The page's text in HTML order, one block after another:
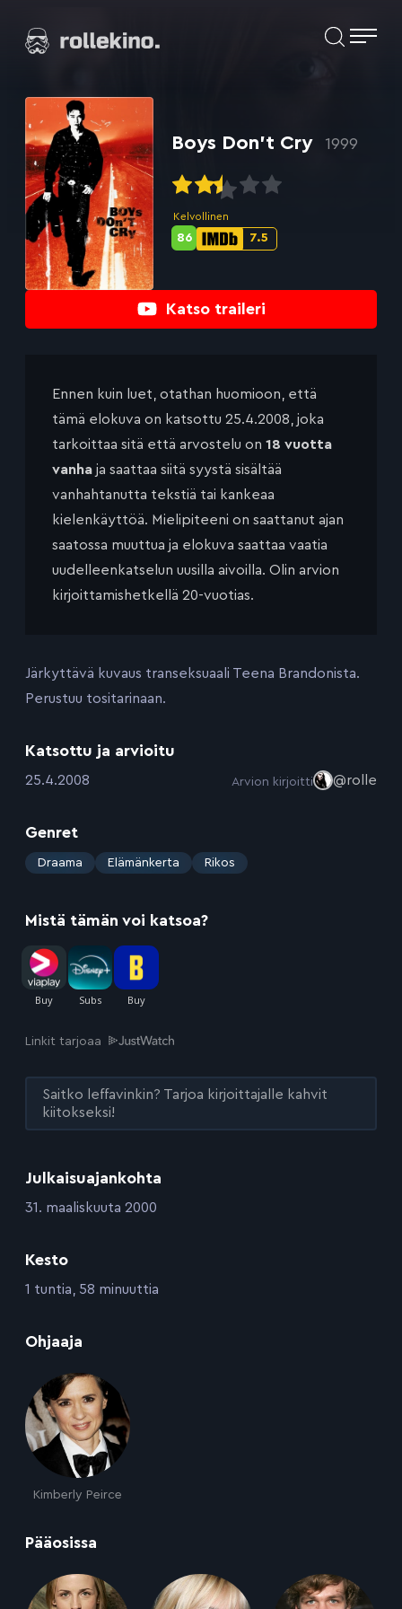
suoraan
Elokuvat ja elokuva-arviot | Rollekino.fi
jälkeen.
Katso traileri
Boys Don’t Cry 1999
Kelvollinen
IMDb-
7.5
Metascore-
86
Julkaisuajankohta
:31. maaliskuuta 2000
Kesto
:1 tuntia, 58 minuuttia
Ohjaaja
Kimberly Peirce
Pääosissa
Ennen kuin luet, otathan huomioon, että
tämä elokuva on katsottu 25.4.2008, joka
tarkoittaa sitä että arvostelu on 18 vuotta
vanha ja saattaa siitä syystä sisältää
vanhahtanutta tekstiä tai kankeaa
kielenkäyttöä. Mielipiteeni on saattanut ajan
saatossa muuttua ja elokuva saattaa vaatia
uudelleenkatselun uusilla aivoilla. Olin arvion
kirjoittamishetkellä 20-vuotias.
Järkyttävä kuvaus transeksuaali Teena Brandonista.
Perustuu tositarinaan.
Katsottu ja arvioitu
:25.4.2008 Arvion kirjoitti @rolle
Genret
: Draama Elämänkerta Rikos
Mistä tämän voi katsoa?
Linkit tarjoaa
Saitko leffavinkin? Tarjoa kirjoittajalle kahvit
kiitokseksi!